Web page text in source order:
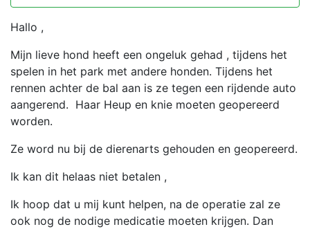
Hallo ,
Mijn lieve hond heeft een ongeluk gehad , tijdens het
spelen in het park met andere honden. Tijdens het
rennen achter de bal aan is ze tegen een rijdende auto
aangerend. Haar Heup en knie moeten geopereerd
worden.
Ze word nu bij de dierenarts gehouden en geopereerd.
Ik kan dit helaas niet betalen ,
Ik hoop dat u mij kunt helpen, na de operatie zal ze
ook nog de nodige medicatie moeten krijgen. Dan